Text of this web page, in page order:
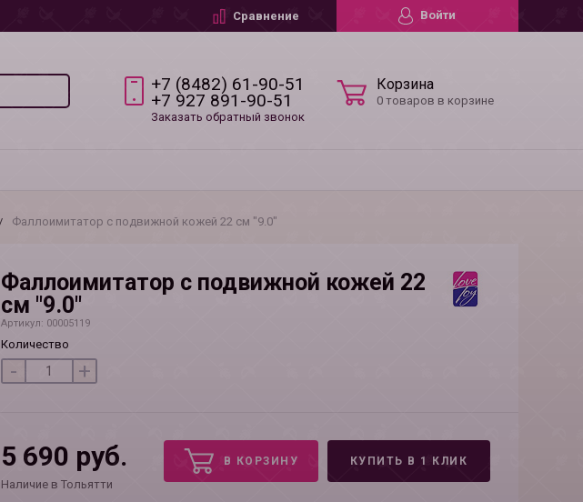
Сравнение Войти
+7 (8482) 61-90-51
+7 927 891-90-51
Заказать обратный звонок
Корзина
0 товаров в корзине
Фаллоимитатор с подвижной кожей 22 см "9.0"
Фаллоимитатор с подвижной кожей 22
см "9.0"
Артикул: 00005119
Количество
- +
5 690 руб.
Наличие в Тольятти
В КОРЗИНУ КУПИТЬ В 1 КЛИК